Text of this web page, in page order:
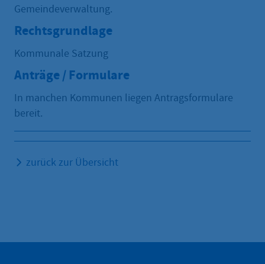
Gemeindeverwaltung.
Rechtsgrundlage
Kommunale Satzung
Anträge / Formulare
In manchen Kommunen liegen Antragsformulare
bereit.
zurück zur Übersicht